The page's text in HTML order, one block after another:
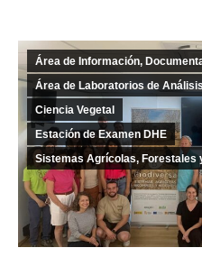
Área de Información,
Área de Laboratorios de
Ciencia Vegetal
Estación de Examen DHE
Sistemas Agrícolas, Forestales